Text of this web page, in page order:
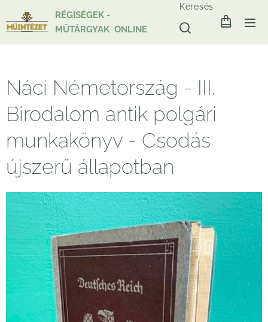
RÉGISÉGEK -
MŰTÁRGYAK ONLINE
Keresés
Náci Németország - III.
Birodalom antik polgári
munkakönyv - Csodás
újszerű állapotban